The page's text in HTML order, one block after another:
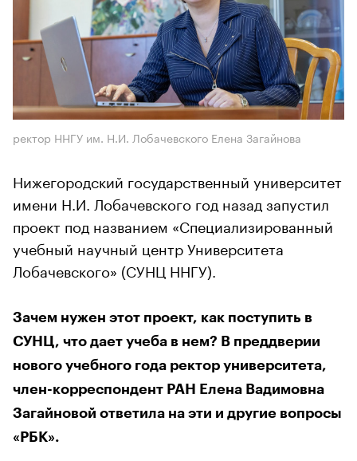
ректор ННГУ им. Н.И. Лобачевского Елена Загайнова
Нижегородский государственный университет
имени Н.И. Лобачевского год назад запустил
проект под названием «Специализированный
учебный научный центр Университета
Лобачевского» (СУНЦ ННГУ).
Зачем нужен этот проект, как поступить в
СУНЦ, что дает учеба в нем? В преддверии
нового учебного года ректор университета,
член-корреспондент РАН Елена Вадимовна
Загайновой ответила на эти и другие вопросы
«РБК».